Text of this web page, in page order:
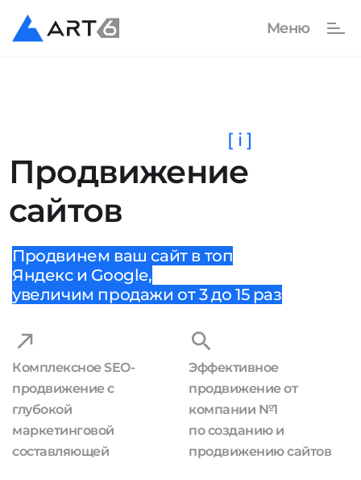
Продвижение
сайтов
[ i ]
Продвинем ваш сайт в топ
Яндекс и Google,
увеличим продажи от 3 до 15 раз
Комплексное SEO-
продвижение с
глубокой
маркетинговой
составляющей
Эффективное
продвижение от
компании №1
по созданию и
продвижению сайтов